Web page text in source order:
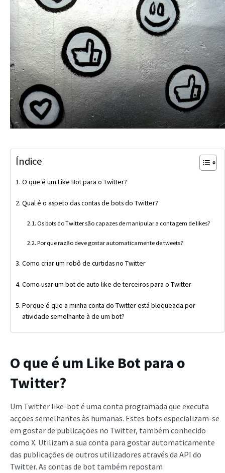
Índice
O que é um Like Bot para o Twitter?
Qual é o aspeto das contas de bots do Twitter?
Os bots do Twitter são capazes de manipular a contagem de likes?
Por que razão deve gostar automaticamente de tweets?
Como criar um robô de curtidas no Twitter
Como usar um bot de auto like de terceiros para o Twitter
Porque é que a minha conta do Twitter está bloqueada por
atividade semelhante à de um bot?
O que é um Like Bot para o
Twitter?
Um Twitter like-bot é uma conta programada que executa
acções semelhantes às humanas. Estes bots especializam-se
em gostar de publicações no Twitter, também conhecido
como X. Utilizam a sua conta para gostar automaticamente
das publicações de outros utilizadores através da API do
Twitter. As contas de bot também repostam